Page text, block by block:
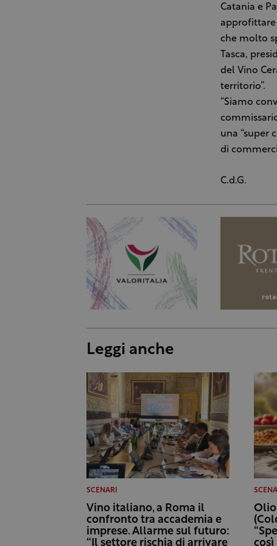
Catania e
approfittare
che molto
Tasca,
del Vino
territorio”.
“Siamo
una “super
di
C.d.G.
Leggi anche
SCENARI
Vino italiano, a Roma il
confronto tra accademia e
imprese. Allarme sul futuro:
“Il settore rischia di arrivare
Olio
così